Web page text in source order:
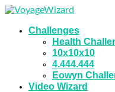
Challenges
Health
10x10x10
4.444.444
Eowyn
Video Wizard